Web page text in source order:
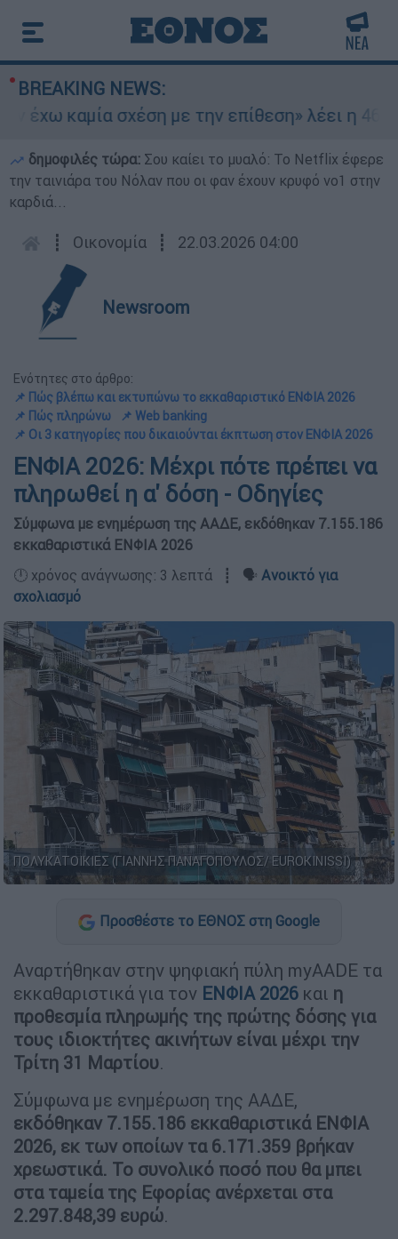
BREAKING NEWS:
καμία σχέση με την επίθεση» λέει η
δημοφιλές τώρα: Σου καίει το μυαλό: Το Netflix έφερε
την ταινιάρα του Νόλαν που οι φαν έχουν κρυφό νο1 στην
καρδιά...
┋ Οικονομία ┋ 22.03.2026 04:00
Newsroom
Ενότητες στο άρθρο:
📌 Πώς βλέπω και εκτυπώνω το εκκαθαριστικό ΕΝΦΙΑ 2026
📌 Πώς πληρώνω
📌 Web banking
📌 Οι 3 κατηγορίες που δικαιούνται έκπτωση στον ΕΝΦΙΑ 2026
ΕΝΦΙΑ 2026: Μέχρι πότε πρέπει να
πληρωθεί η α' δόση - Οδηγίες
Σύμφωνα με ενημέρωση της ΑΑΔΕ, εκδόθηκαν 7.155.186
εκκαθαριστικά ΕΝΦΙΑ 2026
🕛 χρόνος ανάγνωσης: 3 λεπτά ┋ 🗣️ Ανοικτό για
σχολιασμό
ΠΟΛΥΚΑΤΟΙΚΙΕΣ (ΓΙΑΝΝΗΣ ΠΑΝΑΓΟΠΟΥΛΟΣ/ EUROKINISSI)
Προσθέστε το ΕΘΝΟΣ στη Google
Αναρτήθηκαν στην ψηφιακή πύλη myAADE τα
εκκαθαριστικά για τον ΕΝΦΙΑ 2026 και η
προθεσμία πληρωμής της πρώτης δόσης για
τους ιδιοκτήτες ακινήτων είναι μέχρι την
Τρίτη 31 Μαρτίου.
Σύμφωνα με ενημέρωση της ΑΑΔΕ,
εκδόθηκαν 7.155.186 εκκαθαριστικά ΕΝΦΙΑ
2026, εκ των οποίων τα 6.171.359 βρήκαν
χρεωστικά. Το συνολικό ποσό που θα μπει
στα ταμεία της Εφορίας ανέρχεται στα
2.297.848,39 ευρώ.